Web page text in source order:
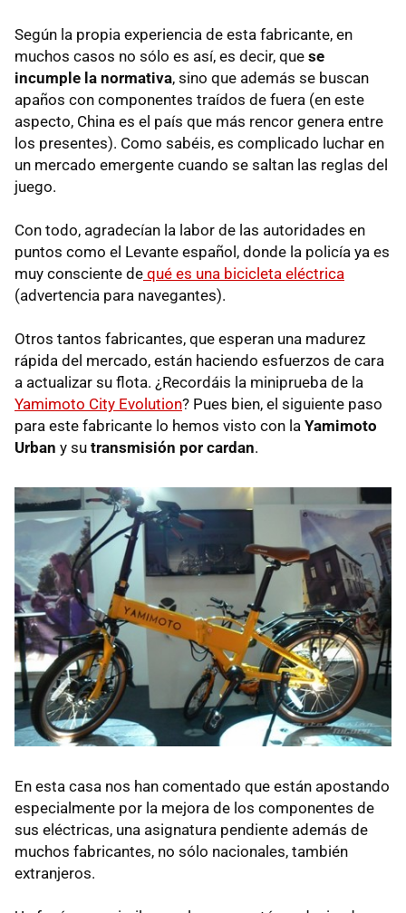
Según la propia experiencia de esta fabricante, en
muchos casos no sólo es así, es decir, que se
incumple la normativa, sino que además se buscan
apaños con componentes traídos de fuera (en este
aspecto, China es el país que más rencor genera entre
los presentes). Como sabéis, es complicado luchar en
un mercado emergente cuando se saltan las reglas del
juego.
Con todo, agradecían la labor de las autoridades en
puntos como el Levante español, donde la policía ya es
muy consciente de qué es una bicicleta eléctrica
(advertencia para navegantes).
Otros tantos fabricantes, que esperan una madurez
rápida del mercado, están haciendo esfuerzos de cara
a actualizar su flota. ¿Recordáis la miniprueba de la
Yamimoto City Evolution? Pues bien, el siguiente paso
para este fabricante lo hemos visto con la Yamimoto
Urban y su transmisión por cardan.
En esta casa nos han comentado que están apostando
especialmente por la mejora de los componentes de
sus eléctricas, una asignatura pendiente además de
muchos fabricantes, no sólo nacionales, también
extranjeros.